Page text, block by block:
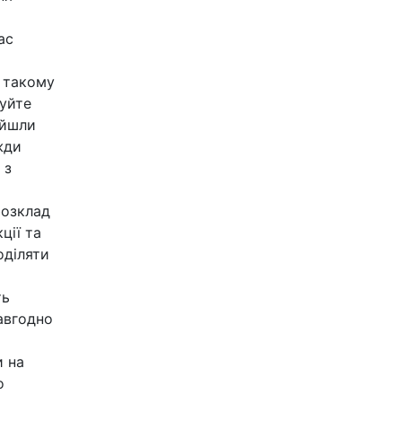
такому
з
та
на